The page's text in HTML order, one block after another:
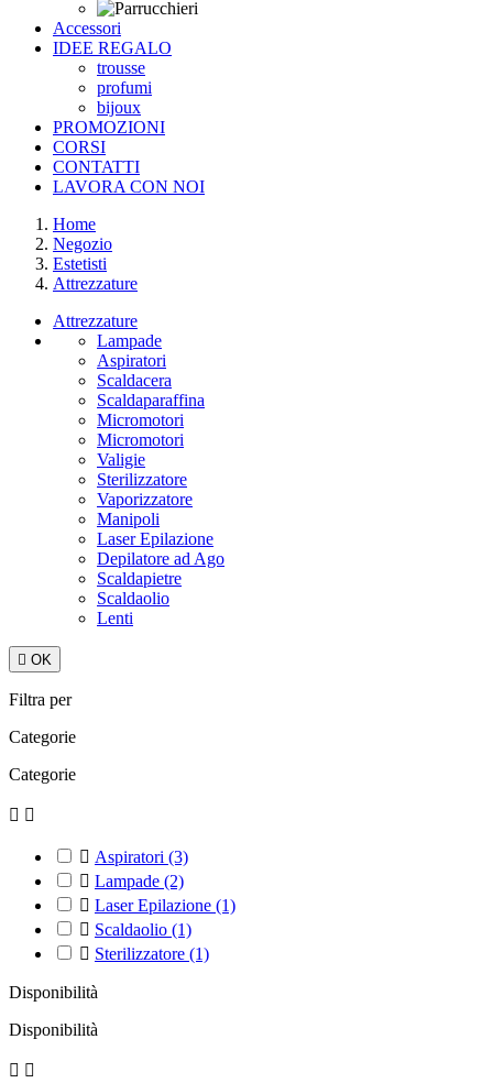
Accessori
IDEE REGALO
trousse
profumi
bijoux
PROMOZIONI
CORSI
CONTATTI
LAVORA CON NOI
Home
Negozio
Estetisti
Attrezzature
Attrezzature
Lampade
Aspiratori
Scaldacera
Scaldaparaffina
Micromotori
Micromotori
Valigie
Sterilizzatore
Vaporizzatore
Manipoli
Laser Epilazione
Depilatore ad Ago
Scaldapietre
Scaldaolio
Lenti
 OK
Filtra per
Categorie
Categorie
 
 Aspiratori (3)
 Lampade (2)
 Laser Epilazione (1)
 Scaldaolio (1)
 Sterilizzatore (1)
Disponibilità
Disponibilità
 